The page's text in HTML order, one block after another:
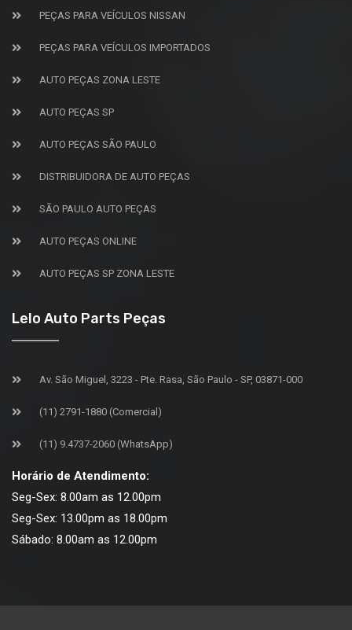
PEÇAS PARA VEÍCULOS NISSAN
PEÇAS PARA VEÍCULOS IMPORTADOS
AUTO PEÇAS ZONA LESTE
AUTO PEÇAS SP
AUTO PEÇAS SÃO PAULO
DISTRIBUIDORA DE AUTO PEÇAS
SÃO PAULO AUTO PEÇAS
AUTO PEÇAS ONLINE
AUTO PEÇAS SP ZONA LESTE
Lelo Auto Parts Peças
Av. São Miguel, 3223 - Pte. Rasa, São Paulo - SP, 03871-000
(11) 2791-1880 (Comercial)
(11) 9.4737-2060 (WhatsApp)
Horário de Atendimento:
Seg-Sex: 8.00am as 12.00pm
Seg-Sex: 13.00pm as 18.00pm
Sábado: 8.00am as 12.00pm